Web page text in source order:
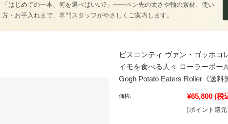
「はじめての一本、何を選べばいい?」――ペン先の太さや軸の素材、使い
方・お手入れまで、専門スタッフがやさしくご案内します。
ビスコンティ ヴァン・ゴッホコ
イモを食べる人々 ローラーボー
Gogh Potato Eaters Roller《送料
価格: ¥65,800 (税
[ポイント還